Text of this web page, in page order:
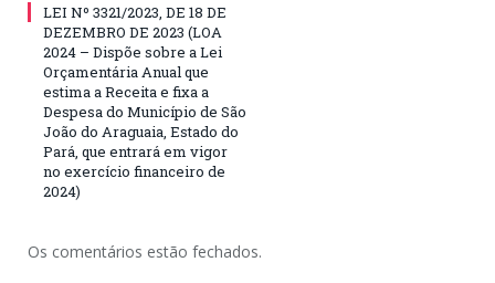
LEI Nº 3321/2023, DE 18 DE
DEZEMBRO DE 2023 (LOA
2024 – Dispõe sobre a Lei
Orçamentária Anual que
estima a Receita e fixa a
Despesa do Município de São
João do Araguaia, Estado do
Pará, que entrará em vigor
no exercício financeiro de
2024)
Os comentários estão fechados.